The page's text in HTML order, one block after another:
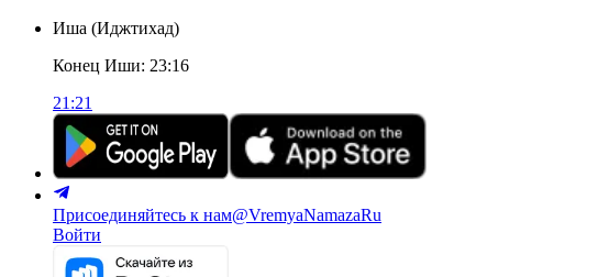
Иша (Иджтихад)
Конец Иши: 23:16
21:21
Присоединяйтесь к нам@VremyaNamazaRu
Войти